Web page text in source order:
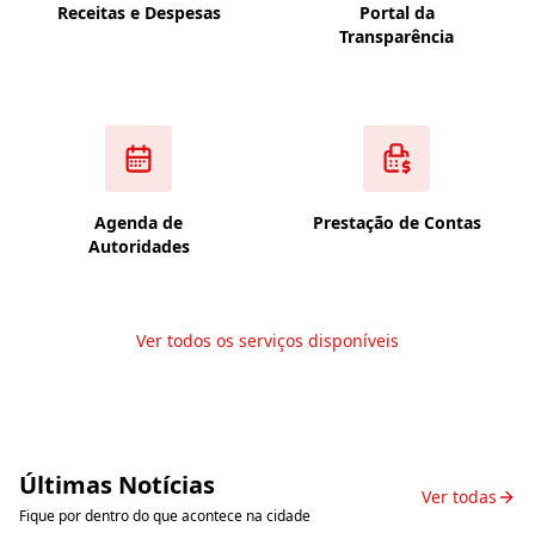
Receitas e Despesas
Portal da
Transparência
Agenda de
Autoridades
Prestação de Contas
Ver todos os serviços disponíveis
Últimas Notícias
Fique por dentro do que acontece na cidade
Ver todas